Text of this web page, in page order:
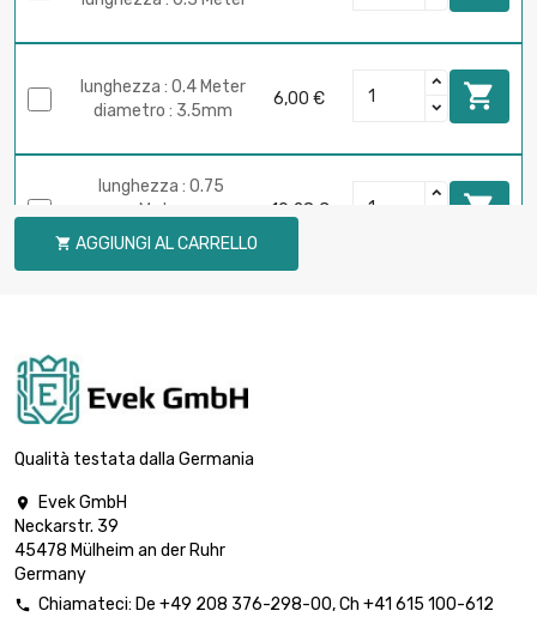
lunghezza : 0.4 Meter
diametro : 3.5mm
6,00 € 
lunghezza : 0.75
Meter
diametro : 3.5mm
10,28 € 
 AGGIUNGI AL CARRELLO
Qualità testata dalla Germania

Evek GmbH
Neckarstr. 39
45478 Mülheim an der Ruhr
Germany
 Chiamateci: De +49 208 376-298-00, Ch +41 615 100-612